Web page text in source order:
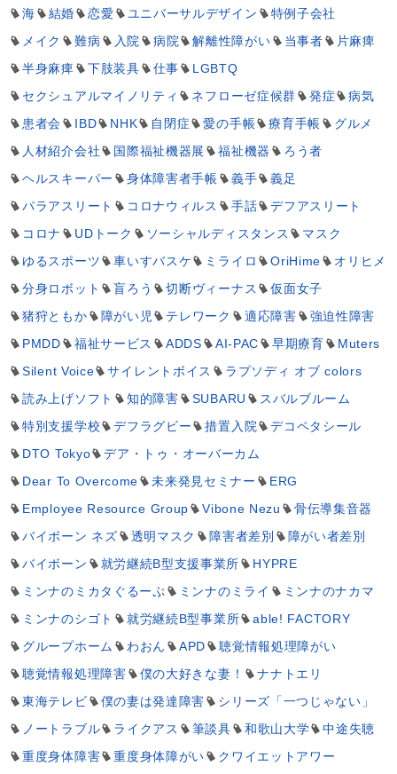
海 結婚 恋愛 ユニバーサルデザイン
特例子会社
メイク
難病 入院 病院 解離性障がい 当事者
片麻痺
半身麻痺
下肢装具 仕事
LGBTQ
セクシュアルマイノリティ
ネフローゼ症候群 発症
病気
患者会
IBD NHK 自閉症 愛の手帳 療育手帳
グルメ
人材紹介会社
国際福祉機器展 福祉機器
ろう者
ヘルスキーパー
身体障害者手帳 義手
義足
パラアスリート
コロナウィルス 手話
デフアスリート
コロナ
UDトーク ソーシャルディスタンス
マスク
ゆるスポーツ
車いすバスケ ミライロ OriHime
オリヒメ
分身ロボット
盲ろう 切断ヴィーナス
仮面女子
猪狩ともか
障がい児 テレワーク 適応障害
強迫性障害
PMDD
福祉サービス ADDS AI-PAC 早期療育
Muters
Silent Voice
サイレントボイス
ラプソディ オブ colors
読み上げソフト
知的障害 SUBARU
スバルブルーム
特別支援学校
デフラグビー 措置入院
デコペタシール
DTO Tokyo
デア・トゥ・オーバーカム
Dear To Overcome
未来発見セミナー
ERG
Employee Resource Group
Vibone Nezu
骨伝導集音器
バイボーン ネズ
透明マスク 障害者差別
障がい者差別
バイボーン
就労継続B型支援事業所
HYPRE
ミンナのミカタぐるーぷ
ミンナのミライ
ミンナのナカマ
ミンナのシゴト
就労継続B型事業所
able! FACTORY
グループホーム
わおん APD
聴覚情報処理障がい
聴覚情報処理障害
僕の大好きな妻！
ナナトエリ
東海テレビ
僕の妻は発達障害
シリーズ「一つじゃない」
ノートラブル
ライクアス 筆談具 和歌山大学
中途失聴
重度身体障害
重度身体障がい
クワイエットアワー